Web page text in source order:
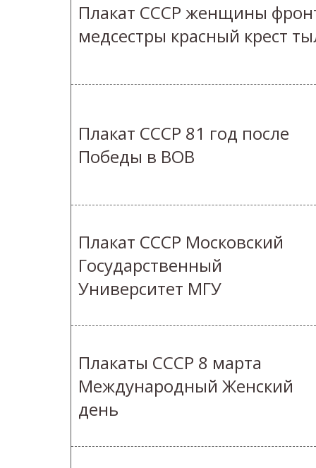
Плакат СССР женщины
медсестры красный крест
Плакат СССР 81 год после
Победы в ВОВ
Плакат СССР Московский
Государственный
Университет МГУ
Плакаты СССР 8 марта
Международный Женский
день